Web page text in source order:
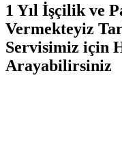
1 Yıl İşçilik ve
Vermekteyiz
Servisimiz için
Arayabilirsiniz